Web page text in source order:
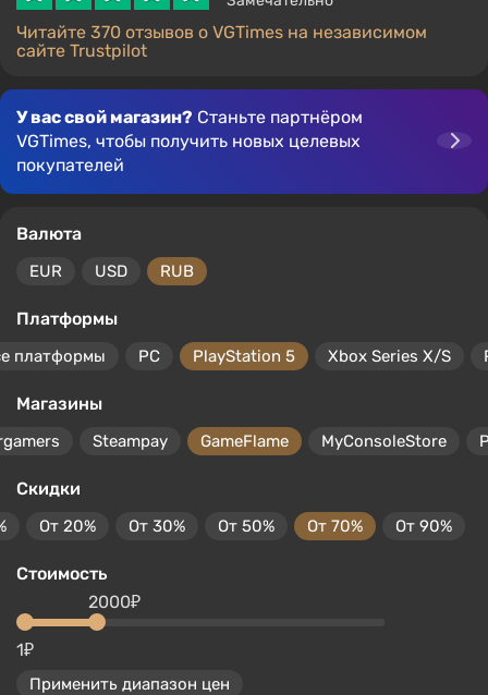
Читайте 370 отзывов о VGTimes на независимом
сайте Trustpilot
У вас свой магазин? Станьте партнёром
VGTimes, чтобы получить новых целевых
покупателей
Валюта
EUR USD RUB
Платформы
платформы PC PlayStation 5 Xbox Series X/S
Магазины
Steampay GameFlame MyConsoleStore
Скидки
От 20% От 30% От 50% От 70% От 90%
Стоимость
1₽
2000₽
Применить диапазон цен